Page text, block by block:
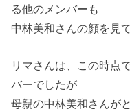
る他のメンバーも
中林美和さんの顔を見
リマさんは、この時点
バーでしたが
母親の中林美和さんが